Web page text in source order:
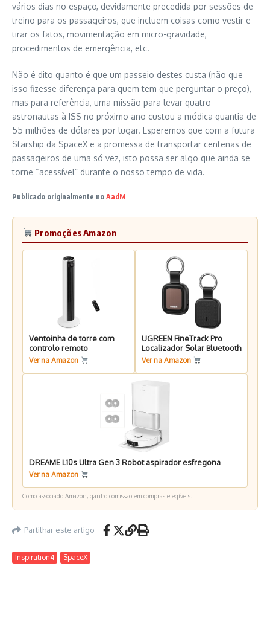
vários dias no espaço, devidamente precedida por sessões de
treino para os passageiros, que incluem coisas como vestir e
tirar os fatos, movimentação em micro-gravidade,
procedimentos de emergência, etc.
Não é dito quanto é que um passeio destes custa (não que
isso fizesse diferença para quem tem que perguntar o preço),
mas para referência, uma missão para levar quatro
astronautas à ISS no próximo ano custou a módica quantia de
55 milhões de dólares por lugar. Esperemos que com a futura
Starship da SpaceX e a promessa de transportar centenas de
passageiros de uma só vez, isto possa ser algo que ainda se
torne “acessível” durante o nosso tempo de vida.
Publicado originalmente no AadM
Promoções Amazon
Ventoinha de torre com
controlo remoto
Ver na Amazon
UGREEN FineTrack Pro
Localizador Solar Bluetooth
Ver na Amazon
DREAME L10s Ultra Gen 3 Robot aspirador esfregona
Ver na Amazon
Como associado Amazon, ganho comissão em compras elegíveis.
Partilhar este artigo
Inspiration4 SpaceX